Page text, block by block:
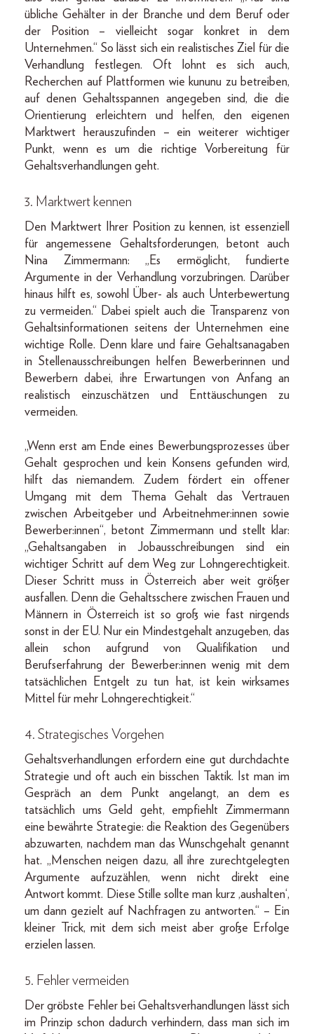
übliche Gehälter in der Branche und dem Beruf oder
der Position – vielleicht sogar konkret in dem
Unternehmen.“ So lässt sich ein realistisches Ziel für die
Verhandlung festlegen. Oft lohnt es sich auch,
Recherchen auf Plattformen wie kununu zu betreiben,
auf denen Gehaltsspannen angegeben sind, die die
Orientierung erleichtern und helfen, den eigenen
Marktwert herauszufinden – ein weiterer wichtiger
Punkt, wenn es um die richtige Vorbereitung für
Gehaltsverhandlungen geht.
3. Marktwert kennen
Den Marktwert Ihrer Position zu kennen, ist essenziell
für angemessene Gehaltsforderungen, betont auch
Nina Zimmermann: „Es ermöglicht, fundierte
Argumente in der Verhandlung vorzubringen. Darüber
hinaus hilft es, sowohl Über- als auch Unterbewertung
zu vermeiden.“ Dabei spielt auch die Transparenz von
Gehaltsinformationen seitens der Unternehmen eine
wichtige Rolle. Denn klare und faire Gehaltsanagaben
in Stellenausschreibungen helfen Bewerberinnen und
Bewerbern dabei, ihre Erwartungen von Anfang an
realistisch einzuschätzen und Enttäuschungen zu
vermeiden.
„Wenn erst am Ende eines Bewerbungsprozesses über
Gehalt gesprochen und kein Konsens gefunden wird,
hilft das niemandem. Zudem fördert ein offener
Umgang mit dem Thema Gehalt das Vertrauen
zwischen Arbeitgeber und Arbeitnehmer:innen sowie
Bewerber:innen“, betont Zimmermann und stellt klar:
„Gehaltsangaben in Jobausschreibungen sind ein
wichtiger Schritt auf dem Weg zur Lohngerechtigkeit.
Dieser Schritt muss in Österreich aber weit größer
ausfallen. Denn die Gehaltsschere zwischen Frauen und
Männern in Österreich ist so groß wie fast nirgends
sonst in der EU. Nur ein Mindestgehalt anzugeben, das
allein schon aufgrund von Qualifikation und
Berufserfahrung der Bewerber:innen wenig mit dem
tatsächlichen Entgelt zu tun hat, ist kein wirksames
Mittel für mehr Lohngerechtigkeit.“
4. Strategisches Vorgehen
Gehaltsverhandlungen erfordern eine gut durchdachte
Strategie und oft auch ein bisschen Taktik. Ist man im
Gespräch an dem Punkt angelangt, an dem es
tatsächlich ums Geld geht, empfiehlt Zimmermann
eine bewährte Strategie: die Reaktion des Gegenübers
abzuwarten, nachdem man das Wunschgehalt genannt
hat. „Menschen neigen dazu, all ihre zurechtgelegten
Argumente aufzuzählen, wenn nicht direkt eine
Antwort kommt. Diese Stille sollte man kurz ‚aushalten‘,
um dann gezielt auf Nachfragen zu antworten.“ – Ein
kleiner Trick, mit dem sich meist aber große Erfolge
erzielen lassen.
5. Fehler vermeiden
Der gröbste Fehler bei Gehaltsverhandlungen lässt sich
im Prinzip schon dadurch verhindern, dass man sich im